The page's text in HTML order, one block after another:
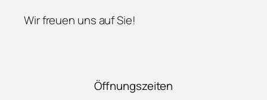
Wir freuen uns auf Sie!
Öffnungszeiten